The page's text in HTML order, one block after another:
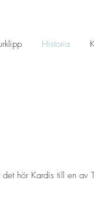
Historia
hör Kardis till en av